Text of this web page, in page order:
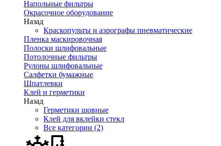
Напольные фильтры
Окрасочное оборудование
Назад
Краскопульты и аэрографы пневматические
Пленка маскировочная
Полоски шлифовальные
Потолочные фильтры
Рулоны шлифовальные
Салфетки бумажные
Шпатлевки
Клей и герметики
Назад
Герметики шовные
Клей для вклейки стекл
Все категории (2)